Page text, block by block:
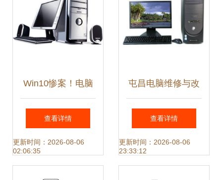
Win10惨案！电脑
无法启动，都是这
6大原因在偷家，
查看详情
更新时间：2026-08-06
02:06:35
屯昌电脑维修与改
装服务 系统重装与
系统级技术支持全
查看详情
更新时间：2026-08-06
23:33:12